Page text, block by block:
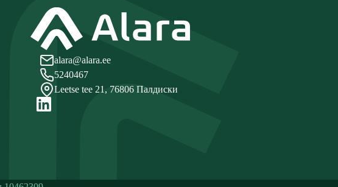
alara@alara.ee
5240467
Leetse tee 21, 76806 Палдиски